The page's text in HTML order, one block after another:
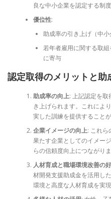
良な中小企業を認定する制度
優位性:
助成率の引き上げ（中
若年者雇用に関する取
に寄与
認定取得のメリットと助
助成率の向上: 上記認定を取
き上げられます。これによ
実した訓練を提供すること
企業イメージの向上: これら
果たす企業としてのイメー
らの信頼度向上につながりま
人材育成と職場環境改善の
材開発支援助成金を活用し
環境と高度な人材育成を実現